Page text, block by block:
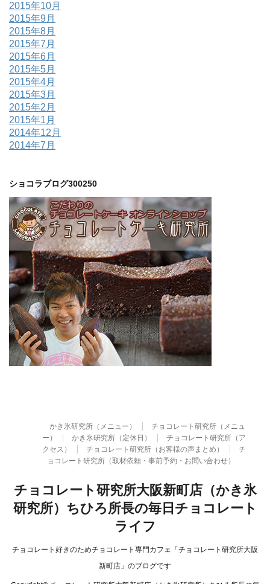
2015年10月
2015年9月
2015年8月
2015年7月
2015年6月
2015年5月
2015年4月
2015年3月
2015年2月
2015年1月
2014年12月
2014年7月
ショコラブログ300250
かき氷研究所（メニュー）
チョコレート研究所（メニュ
ー）
かき氷研究所（定休日）
チョコレート研究所（ア
クセス）
チョコレート研究所（お客様の声まとめ）
チ
ョコレート研究所（取材依頼・事前予約・お問い合わせ）
チョコレート研究所大阪新町店（かき氷
研究所）ちひろ所長の毎日チョコレート
ライフ
チョコレート好きのためチョコレート専門カフェ「チョコレート研究所大阪
新町店」のブログです